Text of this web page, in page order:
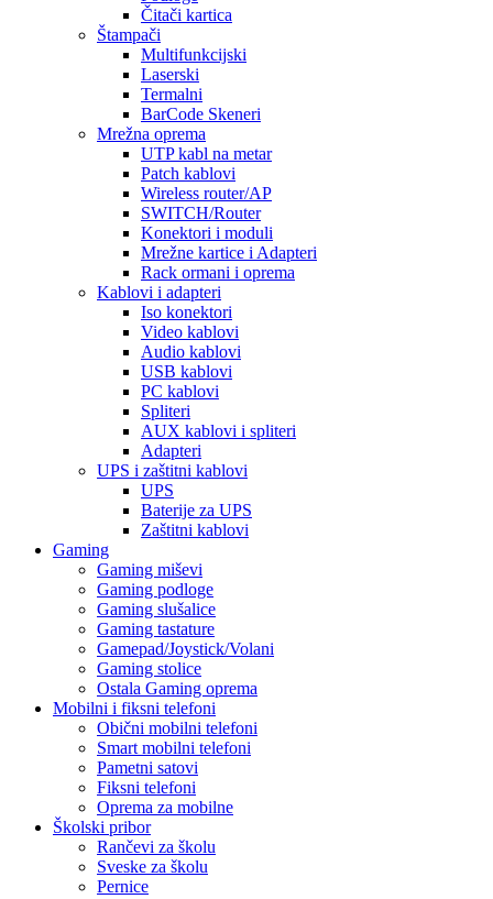
Čitači kartica
Štampači
Multifunkcijski
Laserski
Termalni
BarCode Skeneri
Mrežna oprema
UTP kabl na metar
Patch kablovi
Wireless router/AP
SWITCH/Router
Konektori i moduli
Mrežne kartice i Adapteri
Rack ormani i oprema
Kablovi i adapteri
Iso konektori
Video kablovi
Audio kablovi
USB kablovi
PC kablovi
Spliteri
AUX kablovi i spliteri
Adapteri
UPS i zaštitni kablovi
UPS
Baterije za UPS
Zaštitni kablovi
Gaming
Gaming miševi
Gaming podloge
Gaming slušalice
Gaming tastature
Gamepad/Joystick/Volani
Gaming stolice
Ostala Gaming oprema
Mobilni i fiksni telefoni
Obični mobilni telefoni
Smart mobilni telefoni
Pametni satovi
Fiksni telefoni
Oprema za mobilne
Školski pribor
Rančevi za školu
Sveske za školu
Pernice